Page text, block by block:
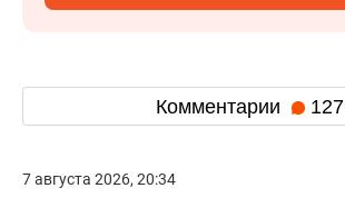
Комментарии 127
7 августа 2026, 20:34